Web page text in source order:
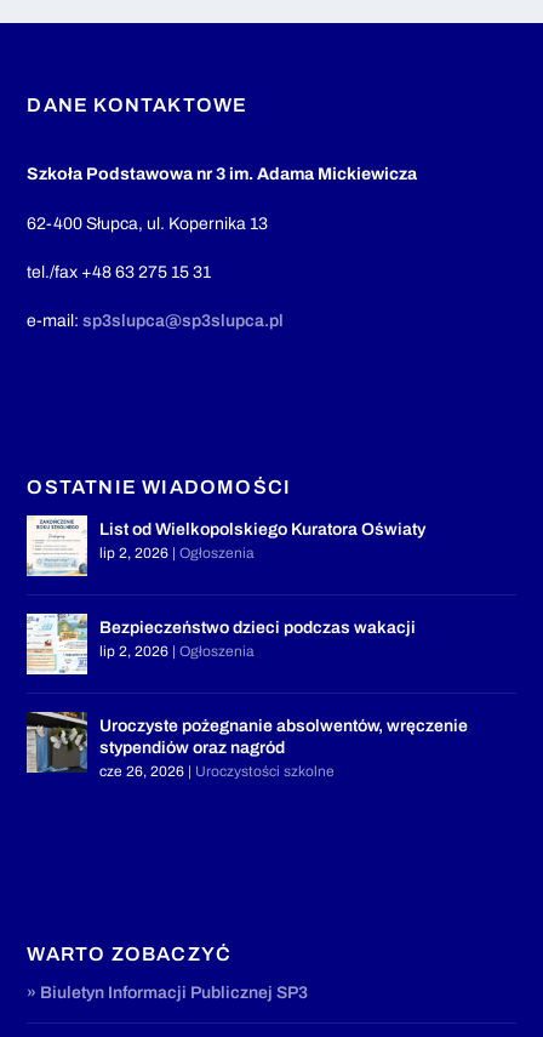
DANE KONTAKTOWE
Szkoła Podstawowa nr 3 im. Adama Mickiewicza
62-400 Słupca, ul. Kopernika 13
tel./fax +48 63 275 15 31
e-mail:sp3slupca@sp3slupca.pl
OSTATNIE WIADOMOŚCI
List od Wielkopolskiego Kuratora Oświaty
lip 2, 2026 |Ogłoszenia
Bezpieczeństwo dzieci podczas wakacji
lip 2, 2026 |Ogłoszenia
Uroczyste pożegnanie absolwentów, wręczenie
stypendiów oraz nagród
cze 26, 2026 | Uroczystości szkolne
WARTO ZOBACZYĆ
» Biuletyn Informacji Publicznej SP3